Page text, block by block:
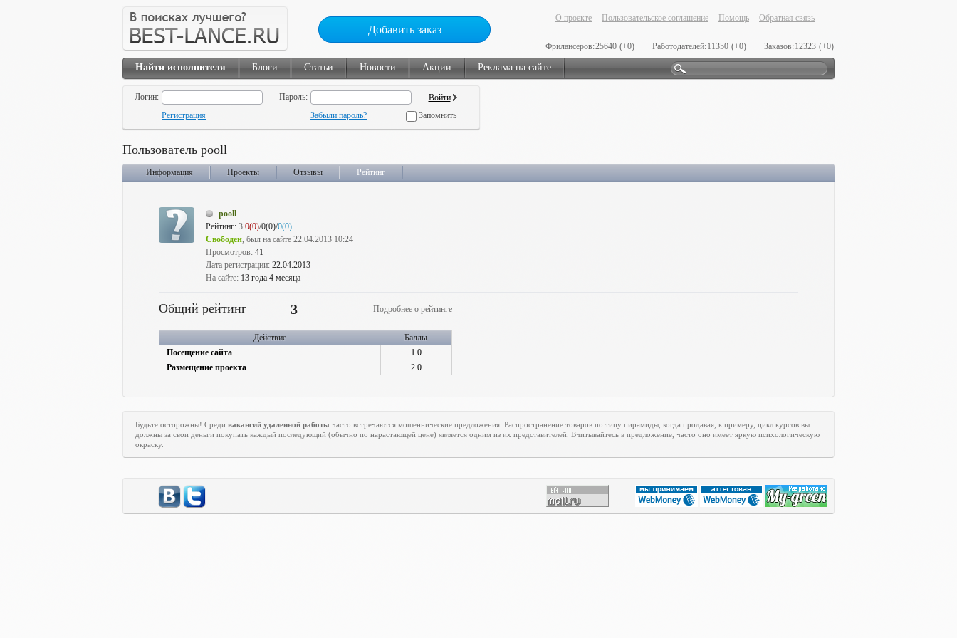
Добавить заказ
О проекте Пользовательское соглашение Помощь Обратная связь
Фрилансеров:25640 (+0) Работодателей:11350 (+0) Заказов:12323 (+0)
Найти исполнителя Блоги Статьи Новости Акции Реклама на сайте
Логин:
Пароль:
Регистрация
Забыли пароль? Запомнить
Пользователь pooll
Информация Проекты Отзывы Рейтинг
pooll
Рейтинг: 3 0(0)/0(0)/0(0)
Свободен, был на сайте 22.04.2013 10:24
Просмотров: 41
Дата регистрации: 22.04.2013
На сайте: 13 года 4 месяца
Общий рейтинг 3 Подробнее о рейтинге
Действие
Баллы
Посещение сайта
1.0
Размещение проекта
2.0
Будьте осторожны! Среди вакансий удаленной работы часто встречаются мошеннические предложения. Распространение товаров по типу пирамиды, когда продавая, к примеру, цикл курсов вы
должны за свои деньги покупать каждый последующий (обычно по нарастающей цене) является одним из их представителей. Вчитывайтесь в предложение, часто оно имеет яркую психологическую
окраску.